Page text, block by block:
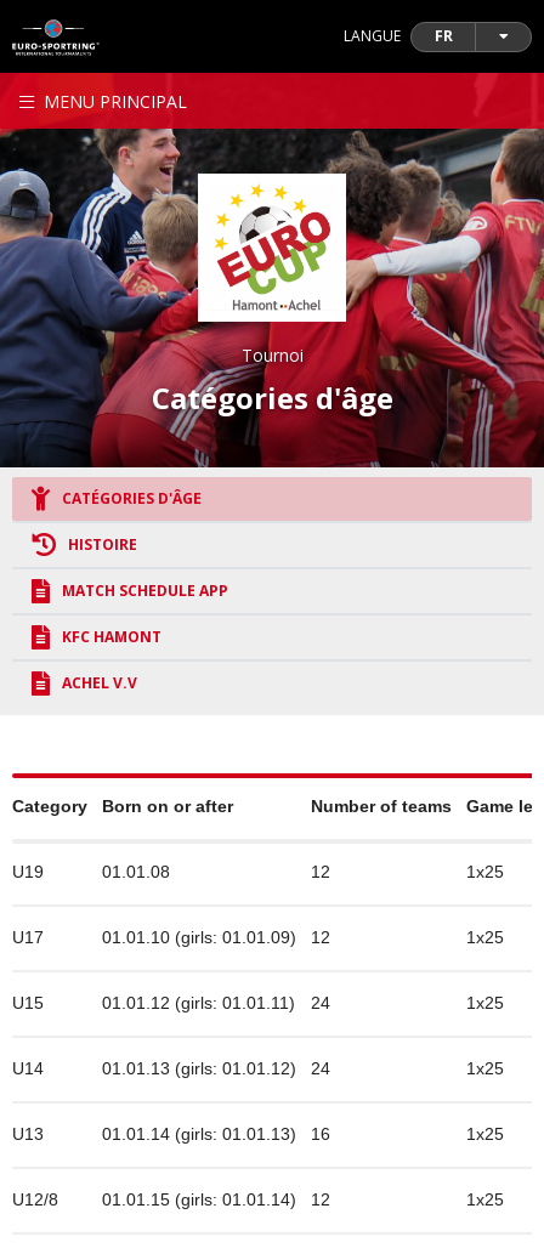
LANGUE FR
MENU PRINCIPAL
Tournoi
Catégories d'âge
CATÉGORIES D'ÂGE
HISTOIRE
MATCH SCHEDULE APP
KFC HAMONT
ACHEL V.V
Category Born on or after Number of teams Game
U19 01.01.08 12 1x25
U17 01.01.10 (girls: 01.01.09) 12 1x25
U15 01.01.12 (girls: 01.01.11) 24 1x25
U14 01.01.13 (girls: 01.01.12) 24 1x25
U13 01.01.14 (girls: 01.01.13) 16 1x25
U12/8 01.01.15 (girls: 01.01.14) 12 1x25